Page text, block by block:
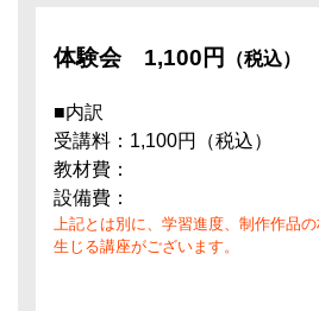
体験会 1,100円 （税込）
■内訳
受講料：1,100円（税込）
教材費：
設備費：
上記とは別に、学習進度、制作作品
生じる講座がございます。